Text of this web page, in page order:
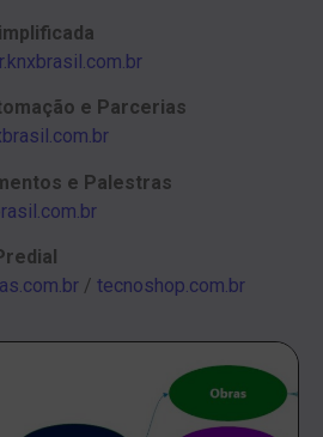
e Parcerias
e Palestras
/ tecnoshop.com.br